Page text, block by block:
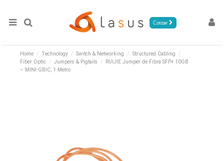
Cotizar
Home Technology Switch & Networking
Structured Cabling
Fiber Optic
Jumpers & Pigtails
RUIJIE Jumper de Fibra SFP+ 10GB
– MINI-GBIC, 1 Metro